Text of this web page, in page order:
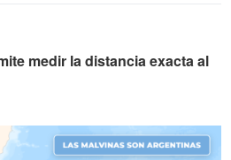
medir la distancia exacta al